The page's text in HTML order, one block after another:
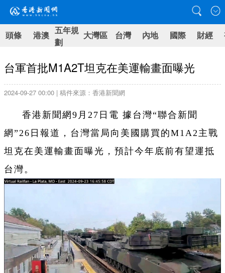
頭條 港澳 五年規
劃
大灣區 台灣 內地 國際 財經
台軍首批M1A2T坦克在美運輸畫面曝光
2024-09-27 00:00 | 稿件來源：香港新聞網
香港新聞網9月27日電 據台灣“聯合新聞
網”26日報道，台灣當局向美國購買的M1A2主戰
坦克在美運輸畫面曝光，預計今年底前有望運抵
台灣。